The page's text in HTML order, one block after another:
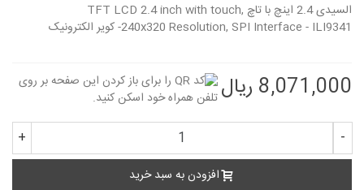
السیدی 2.4 اینچ با تاچ TFT LCD 2.4 inch with touch,
240x320 Resolution, SPI Interface - ILI9341- کویر الکترونیک
8,071,000 ریال
-
+
افزودن به سبد خرید